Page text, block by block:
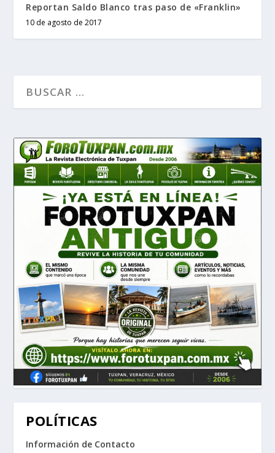
Reportan Saldo Blanco tras paso de «Franklin»
10 de agosto de 2017
POLÍTICAS
Información de Contacto